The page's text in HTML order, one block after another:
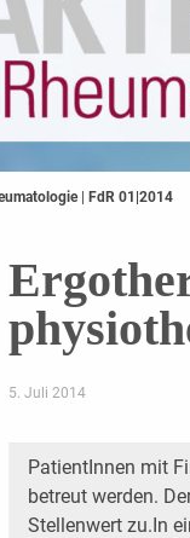
| FdR 01|2014
5. Juli 2014
PatientInnen mit
betreut werden.
Stellenwert zu.In